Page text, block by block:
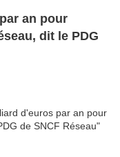
an pour
dit le PDG